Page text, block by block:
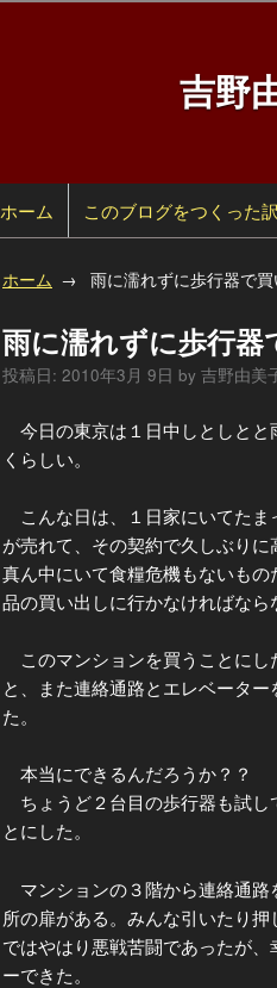
吉野
ホーム このブログをつくった訳
検
紹
去
ー
ジ
カ
リ
ア
ー
イ
ホーム 雨に濡れずに歩行器で
雨に濡れずに歩行器
投稿日: 2010年3月 9日 by 吉野由美
今日の東京は１日中しとしとと
くらしい。
こんな日は、１日家にいてたま
が売れて、その契約で久しぶり
真ん中にいて食糧危機もないも
品の買い出しに行かなければなら
このマンションを買うことにし
と、また連絡通路とエレベータ
た。
本当にできるんだろうか？？
ちょうど２台目の歩行器も試し
とにした。
マンションの３階から連絡通路
所の扉がある。みんな引いたり
ではやはり悪戦苦闘であったが
ーできた。